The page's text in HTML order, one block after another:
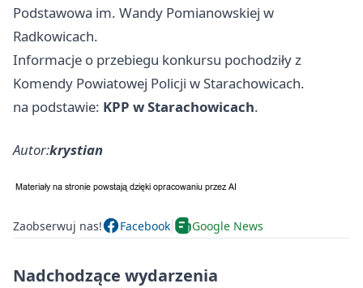
Podstawowa im. Wandy Pomianowskiej w
Radkowicach.
Informacje o przebiegu konkursu pochodziły z
Komendy Powiatowej Policji w Starachowicach.
na podstawie: KPP w Starachowicach.
Autor:krystian
Zaobserwuj nas! Facebook Google News
Nadchodzące wydarzenia